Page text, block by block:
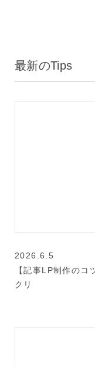
最新のTips
2026.6.5
【記事LP制作の
クリ